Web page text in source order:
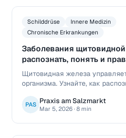
Schilddrüse
Innere Medizin
Chronische Erkrankungen
Заболевания
распознать, понять и
Щитовидная железа
организма. Узнайте, как
методы лечения доступны.
PAS Praxis am Salzmarkt
Mar 5, 2026·8 min